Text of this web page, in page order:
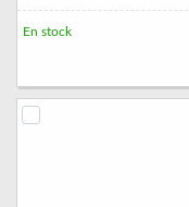
En stock